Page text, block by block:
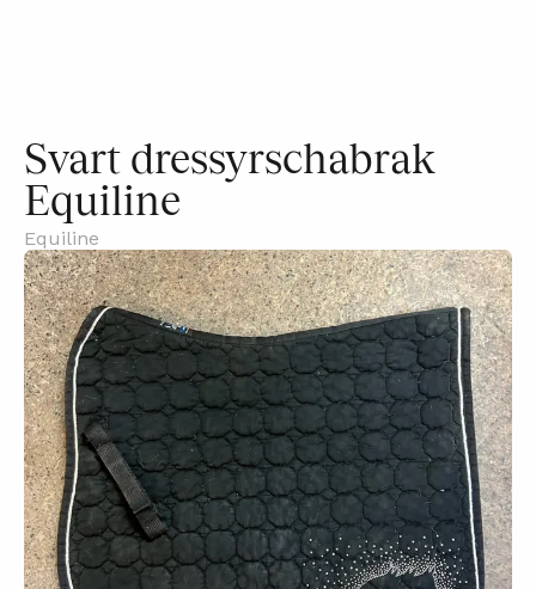
Svart dressyrschabrak
Equiline
Equiline